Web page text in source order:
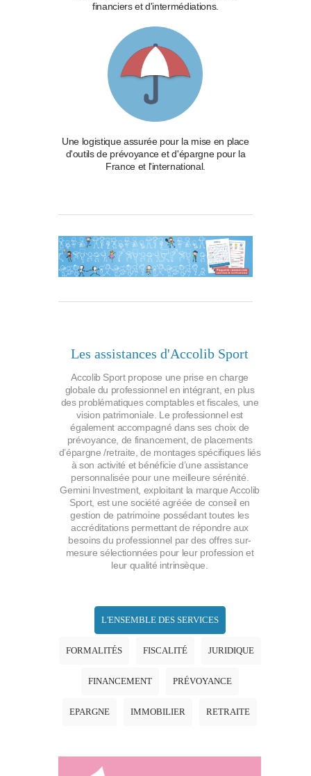
financiers et d'intermédiations.
Une logistique assurée pour la mise en place
d'outils de prévoyance et d'épargne pour la
France et l'international.
Les assistances d'Accolib Sport
Accolib Sport propose une prise en charge
globale du professionnel en intégrant, en plus
des problématiques comptables et fiscales, une
vision patrimoniale. Le professionnel est
également accompagné dans ses choix de
prévoyance, de financement, de placements
d’épargne /retraite, de montages spécifiques liés
à son activité et bénéficie d’une assistance
personnalisée pour une meilleure sérénité.
Gemini Investment, exploitant la marque Accolib
Sport, est une société agréée de conseil en
gestion de patrimoine possédant toutes les
accréditations permettant de répondre aux
besoins du professionnel par des offres sur-
mesure sélectionnées pour leur profession et
leur qualité intrinsèque.
L'ENSEMBLE DES SERVICES
FORMALITÉS FISCALITÉ JURIDIQUE
FINANCEMENT PRÉVOYANCE
EPARGNE IMMOBILIER RETRAITE